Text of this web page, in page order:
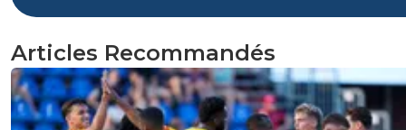
Articles Recommandés